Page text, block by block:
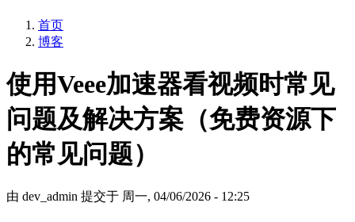
首页
博客
使用Veee加速器看视频时常见
问题及解决方案（免费资源下
的常见问题）
由 dev_admin 提交于 周一, 04/06/2026 - 12:25